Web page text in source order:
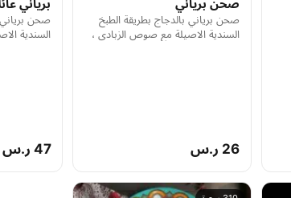
صحن برياني
صحن برياني بالدجاج بطريقة الطبخ
السندية الاصيلة مع صوص الزبادي ،
26 ر.س
برياني
صحن برياني
47 ر.س